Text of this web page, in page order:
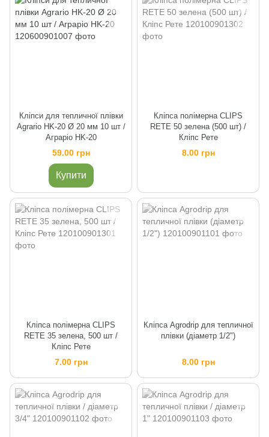
Кліпси для тепличної плівки
Agrario HK-20 Ø 20 мм 10 шт /
Аграріо HK-20
59.00 грн
Купити
Кліпса полімерна CLIPS
RETE 50 зелена (500 шт) /
Кліпс Рете
8.00 грн
Кліпса полімерна CLIPS
RETE 35 зелена, 500 шт /
Кліпс Рете
7.00 грн
Кліпса Agrodrip для тепличної
плівки (діаметр 1/2")
8.00 грн